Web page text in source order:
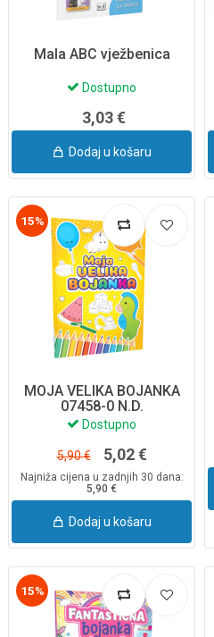
Mala ABC vježbenica
Dostupno
3,03 €
Dodaj u košaru
15%
MOJA VELIKA BOJANKA
07458-0 N.D.
Dostupno
5,90 € 5,02 €
Najniža cijena u zadnjih 30 dana:
5,90 €
Dodaj u košaru
15%